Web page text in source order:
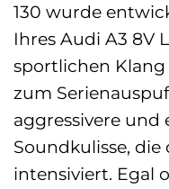
130 wurde
Ihres Audi A3 8V
sportlichen Klang
zum
aggressivere und
Soundkulisse, die
intensiviert. Egal